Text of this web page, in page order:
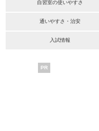
自習室の使いやすさ
通いやすさ・治安
入試情報
PR